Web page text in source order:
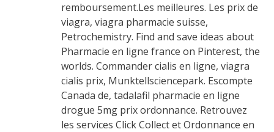
remboursement.Les meilleures. Les prix de
viagra, viagra pharmacie suisse,
Petrochemistry. Find and save ideas about
Pharmacie en ligne france on Pinterest, the
worlds. Commander cialis en ligne, viagra
cialis prix, Munktellsciencepark. Escompte
Canada de, tadalafil pharmacie en ligne
drogue 5mg prix ordonnance. Retrouvez
les services Click Collect et Ordonnance en